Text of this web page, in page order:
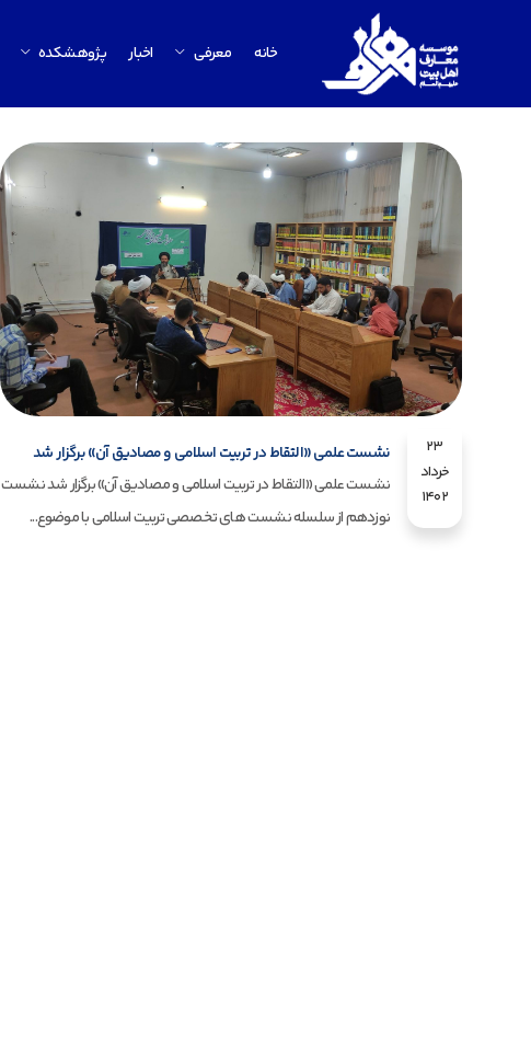
خانه معرفی اخبار پژوهشکده
23
خرداد
1402
نشست علمی «التقاط در تربیت اسلامی و مصادیق آن» برگزار شد
نشست علمی «التقاط در تربیت اسلامی و مصادیق آن» برگزار شد نشست
نوزدهم از سلسله نشست های تخصصی تربیت اسلامی با موضوع...